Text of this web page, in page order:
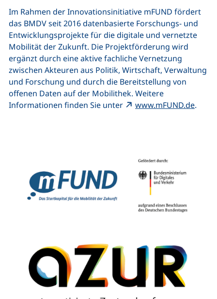
Im Rahmen der Innovationsinitiative mFUND fördert
das BMDV seit 2016 datenbasierte Forschungs- und
Entwicklungsprojekte für die digitale und vernetzte
Mobilität der Zukunft. Die Projektförderung wird
ergänzt durch eine aktive fachliche Vernetzung
zwischen Akteuren aus Politik, Wirtschaft, Verwaltung
und Forschung und durch die Bereitstellung von
offenen Daten auf der Mobilithek. Weitere
Informationen finden Sie unter
www.mFUND.de.